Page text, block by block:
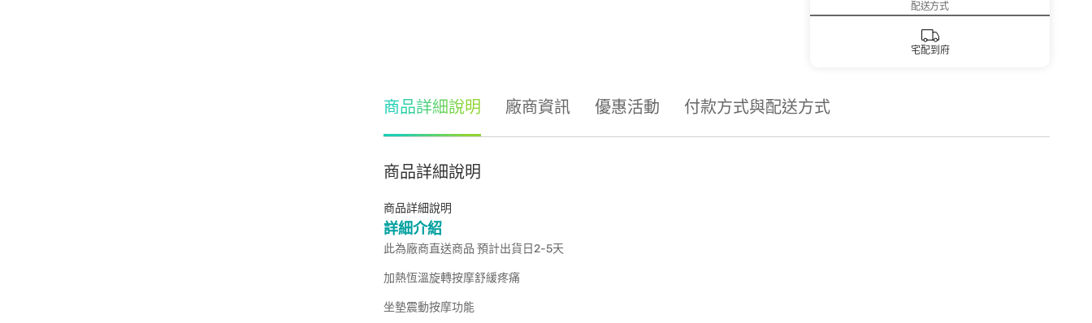
配送方式
宅配到府
商品詳細說明 廠商資訊 優惠活動 付款方式與配送方式
商品詳細說明
商品詳細說明
詳細介紹
此為廠商直送商品 預計出貨日2-5天
加熱恆溫旋轉按摩舒緩疼痛
坐墊震動按摩功能